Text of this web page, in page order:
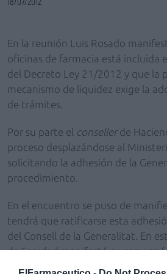
En la reunión Luis Rosado
oficinas de farmacia está incluida
del Decreto Ley 21/2012 y que la
mecanismo de liquidez exige la
de trámites.
Por su parte el consellerde
proceso desplazándose al
solicitando la adhesión de la
procedimiento.
En el encuentro se puso de
tendrá que ratificarse esta
del Consell de la Generalitat. En
de Sanidad manifestó su
liquidez permitirá saldar la